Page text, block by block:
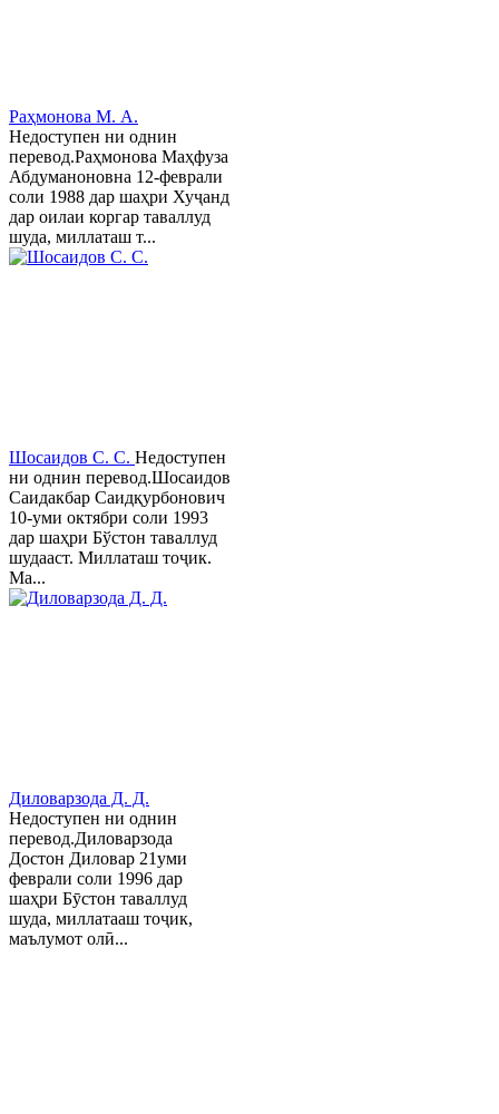
Раҳмонова М. А.
Недоступен ни однин
перевод.Раҳмонова Маҳфуза
Абдуманоновна 12-феврали
соли 1988 дар шаҳри Хуҷанд
дар оилаи коргар таваллуд
шуда, миллаташ т...
Шосаидов С. С. Недоступен
ни однин перевод.Шосаидов
Саидакбар Саидқурбонович
10-уми октябри соли 1993
дар шаҳри Бўстон таваллуд
шудааст. Миллаташ тоҷик.
Ма...
Диловарзода Д. Д.
Недоступен ни однин
перевод.Диловарзода
Достон Диловар 21уми
феврали соли 1996 дар
шаҳри Бӯстон таваллуд
шуда, миллатааш тоҷик,
маълумот олӣ...